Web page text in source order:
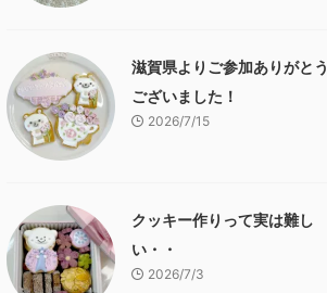
滋賀県よりご参加ありがとう
ございました！
2026/7/15
クッキー作りって実は難し
い・・
2026/7/3